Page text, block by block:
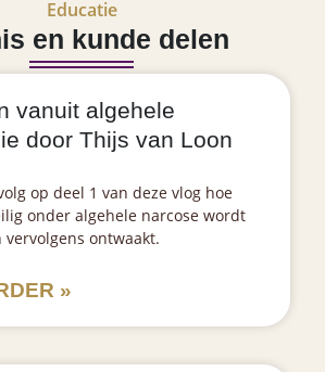
Educatie
en kunde delen
vanuit algehele
door Thijs van Loon
op deel 1 van deze vlog hoe
onder algehele narcose wordt
ontwaakt.
»